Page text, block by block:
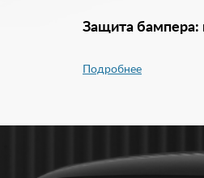
Защита бампера:
Практически каждый
защите переднего и
Защита переднего
Диаметр кенгурина
заднего бампера
Подробнее